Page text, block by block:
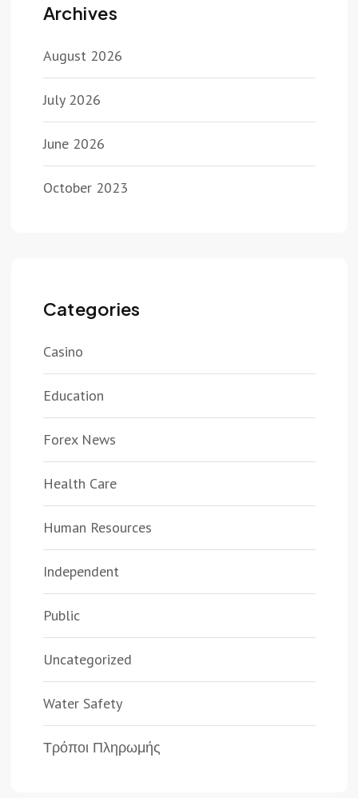
Archives
August 2026
July 2026
June 2026
October 2023
Categories
Casino
Education
Forex News
Health Care
Human Resources
Independent
Public
Uncategorized
Water Safety
Τρόποι Πληρωμής